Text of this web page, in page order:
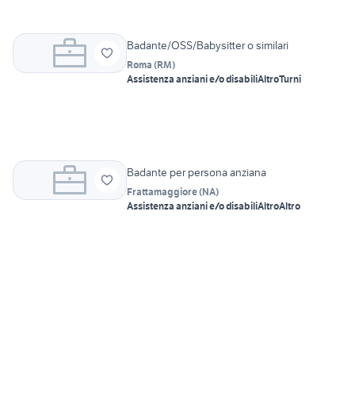
Badante/OSS/Babysitter o similari
Roma (RM)
Assistenza anziani e/o disabiliAltroTurni
Badante per persona anziana
Frattamaggiore(NA)
Assistenza anziani e/o disabiliAltroAltro